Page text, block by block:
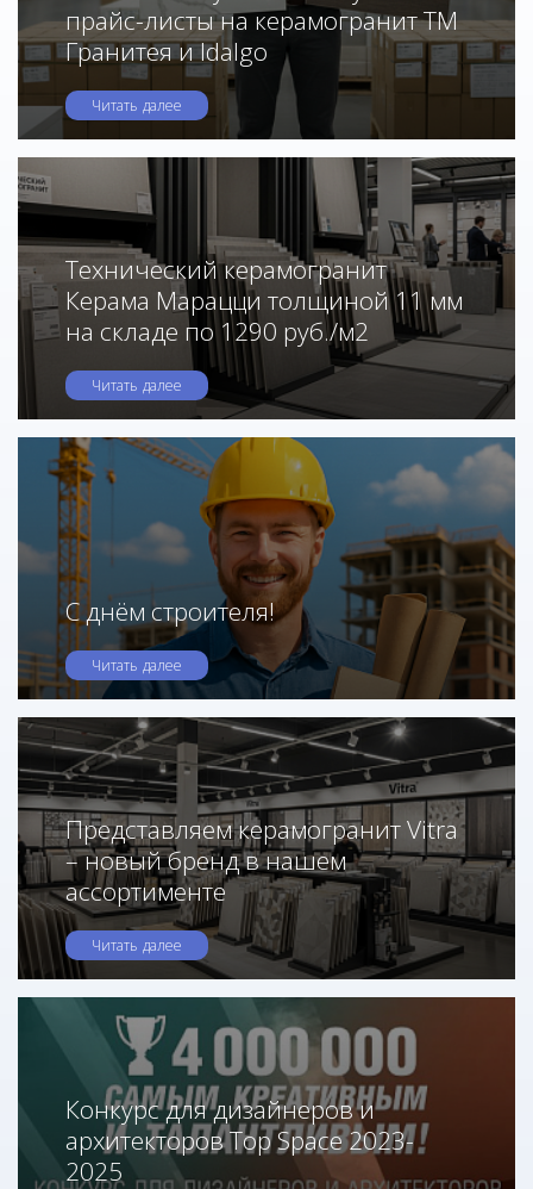
прайс-листы на керамогранит ТМ
Гранитея и Idalgo
Читать далее
Технический керамогранит
Керама Марацци толщиной 11 мм
на складе по 1290 руб./м2
Читать далее
С днём строителя!
Читать далее
Представляем керамогранит Vitra
– новый бренд в нашем
ассортименте
Читать далее
Конкурс для дизайнеров и
архитекторов Top Space 2023-
2025